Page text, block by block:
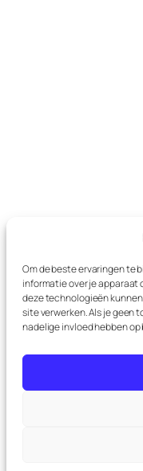
Om de beste ervaringen te
informatie over je apparaat
deze technologieën
site verwerken. Als je geen
nadelige invloed hebben